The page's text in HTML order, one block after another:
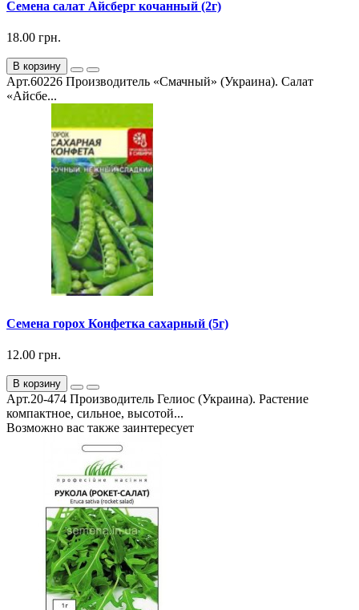
Семена салат Айсберг кочанный (2г)
18.00 грн.
В корзину
Арт.60226 Производитель «Смачный» (Украина). Салат
«Айсбе...
Семена горох Конфетка сахарный (5г)
12.00 грн.
В корзину
Арт.20-474 Производитель Гелиос (Украина). Растение
компактное, сильное, высотой...
Возможно вас также заинтересует